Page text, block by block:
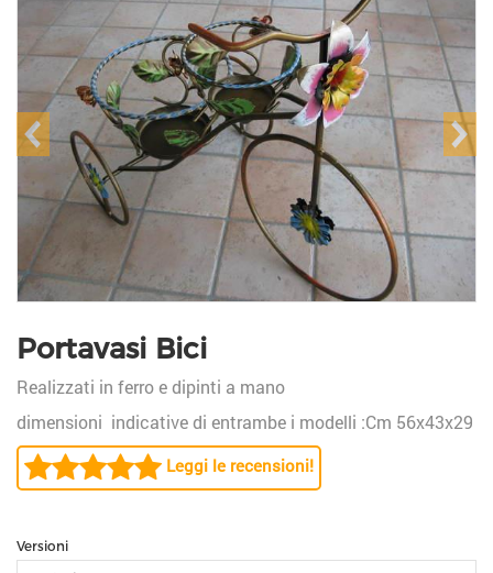
Portavasi Bici
Realizzati in ferro e dipinti a mano
dimensioni indicative di entrambe i modelli :Cm 56x43x29
Leggi le recensioni!
Versioni